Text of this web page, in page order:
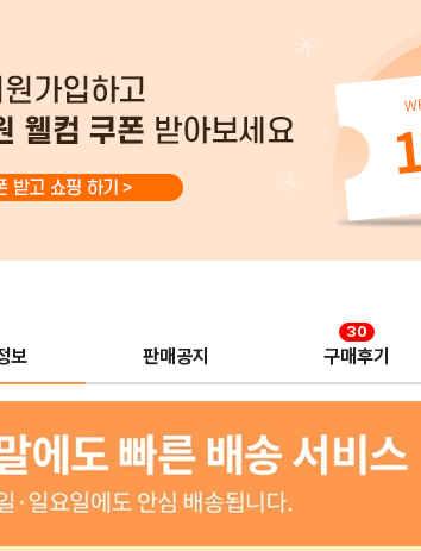
보 판매공지 구매후기
30